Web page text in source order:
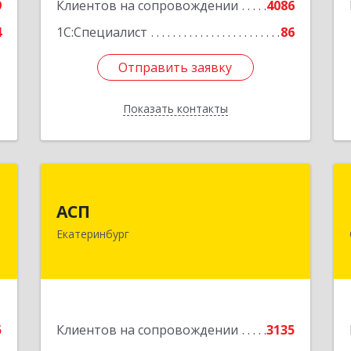
Клиентов на сопровождении
4086
1С:Специалист
86
Отправить заявку
Показать контакты
Отправить заявку
Назад
АСП
Екатеринбург
Клиентов на сопровождении
3135
Екатеринбург г, Карла Либкнехта ул,